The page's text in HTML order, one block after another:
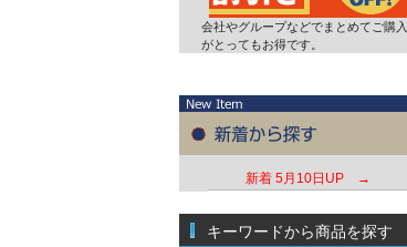
会社やグループなどでまとめてご購入
がとってもお得です。
新着 5月10日UP →
キーワードから商品を探す